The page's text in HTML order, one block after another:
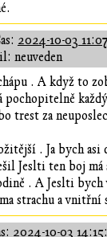
2024-10-03
neuveden
. A když to
pochopitelně
trest za
. Ja bych
Jeslti ten boj
. A Jeslti bych
strachu a
2024-10-03